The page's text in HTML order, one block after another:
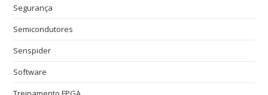
Segurança
Semicondutores
Senspider
Software